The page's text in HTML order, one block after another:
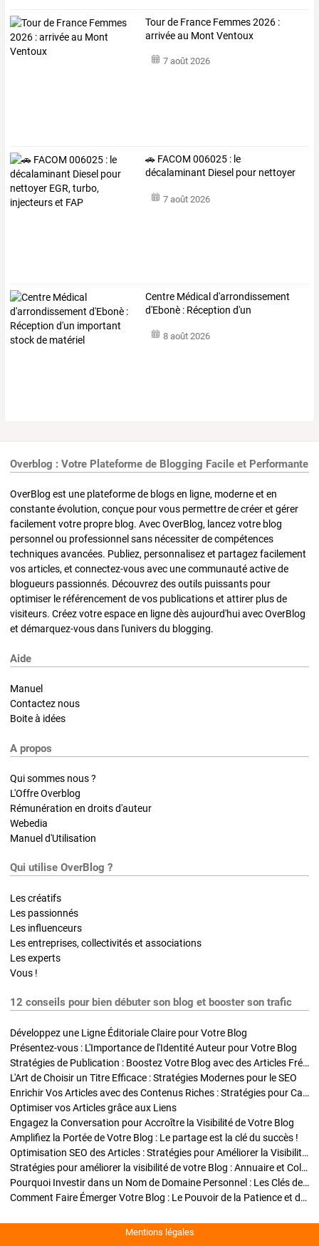
Tour de France Femmes 2026 :
arrivée au Mont Ventoux
7 août 2026
🚗 FACOM 006025 : le
décalaminant Diesel pour nettoyer
7 août 2026
Centre Médical d'arrondissement
d'Ebonè : Réception d'un
8 août 2026
Overblog : Votre Plateforme de Blogging Facile et Performante
OverBlog est une plateforme de blogs en ligne, moderne et en
constante évolution, conçue pour vous permettre de créer et gérer
facilement votre propre blog. Avec OverBlog, lancez votre blog
personnel ou professionnel sans nécessiter de compétences
techniques avancées. Publiez, personnalisez et partagez facilement
vos articles, et connectez-vous avec une communauté active de
blogueurs passionnés. Découvrez des outils puissants pour
optimiser le référencement de vos publications et attirer plus de
visiteurs. Créez votre espace en ligne dès aujourd'hui avec OverBlog
et démarquez-vous dans l'univers du blogging.
Aide
Manuel
Contactez nous
Boite à idées
A propos
Qui sommes nous ?
L'Offre Overblog
Rémunération en droits d'auteur
Webedia
Manuel d'Utilisation
Qui utilise OverBlog ?
Les créatifs
Les passionnés
Les influenceurs
Les entreprises, collectivités et associations
Les experts
Vous !
12 conseils pour bien débuter son blog et booster son trafic
Développez une Ligne Éditoriale Claire pour Votre Blog
Présentez-vous : L'Importance de l'Identité Auteur pour Votre Blog
Stratégies de Publication : Boostez Votre Blog avec des Articles Fréquents et Exclusifs
L'Art de Choisir un Titre Efficace : Stratégies Modernes pour le SEO
Enrichir Vos Articles avec des Contenus Riches : Stratégies pour Captiver et Optimiser
Optimiser vos Articles grâce aux Liens
Engagez la Conversation pour Accroître la Visibilité de Votre Blog
Amplifiez la Portée de Votre Blog : Le partage est la clé du succès !
Optimisation SEO des Articles : Stratégies pour Améliorer la Visibilité de Votre Blog
Stratégies pour améliorer la visibilité de votre Blog : Annuaire et Collaborations
Pourquoi Investir dans un Nom de Domaine Personnel : Les Clés de la Réussite de Votre Blog
Comment Faire Émerger Votre Blog : Le Pouvoir de la Patience et de la Persévérance
Mentions légales